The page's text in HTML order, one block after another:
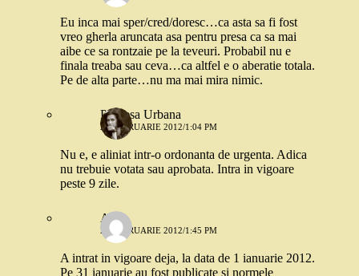
Eu inca mai sper/cred/doresc…ca asta sa fi fost
vreo gherla aruncata asa pentru presa ca sa mai
aibe ce sa rontzaie pe la teveuri. Probabil nu e
finala treaba sau ceva…ca altfel e o aberatie totala.
Pe de alta parte…nu ma mai mira nimic.
Printesa Urbana
20 FEBRUARIE 2012/1:04 PM
Nu e, e aliniat intr-o ordonanta de urgenta. Adica
nu trebuie votata sau aprobata. Intra in vigoare
peste 9 zile.
A.
20 FEBRUARIE 2012/1:45 PM
A intrat in vigoare deja, la data de 1 ianuarie 2012.
Pe 31 ianuarie au fost publicate si normele